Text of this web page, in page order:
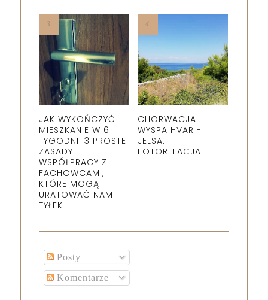
JAK WYKOŃCZYĆ
MIESZKANIE W 6
TYGODNI: 3 PROSTE
ZASADY
WSPÓŁPRACY Z
FACHOWCAMI,
KTÓRE MOGĄ
URATOWAĆ NAM
TYŁEK
CHORWACJA:
WYSPA HVAR -
JELSA.
FOTORELACJA
Posty
Komentarze